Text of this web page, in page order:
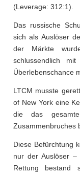
(Leverage: 312:1).
Das russische
sich als Auslöser
der Märkte
schlussendlich
Überlebenschance
LTCM musste
of New York eine
die das
Zusammenbruches
Diese Befürchtung
nur der Auslöser –
Rettung bestand